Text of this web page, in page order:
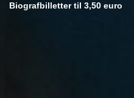
Biografbilletter til 3,50 euro